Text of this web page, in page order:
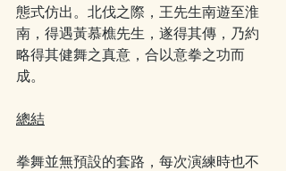
態式仿出。北伐之際，王先生南遊至淮
南，得遇黃慕樵先生，遂得其傳，乃約
略得其健舞之真意，合以意拳之功而
成。
總結
拳舞並無預設的套路，每次演練時也不